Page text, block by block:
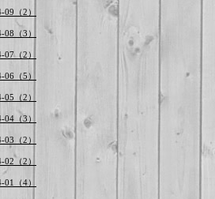
09（2）
08（3）
07（2）
06（5）
05（2）
04（3）
03（2）
02（2）
01（4）